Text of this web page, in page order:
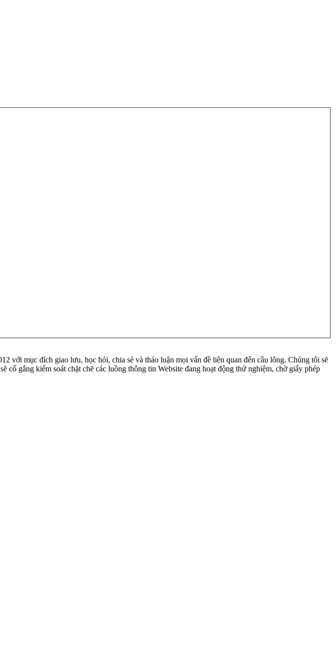
với mục đích giao lưu, học hỏi, chia sẻ và thảo luận mọi vấn đề liên quan đến cầu lông. Chúng tôi sẽ
gắng kiểm soát chặt chẽ các luồng thông tin Website đang hoạt động thử nghiệm, chờ giấy phép